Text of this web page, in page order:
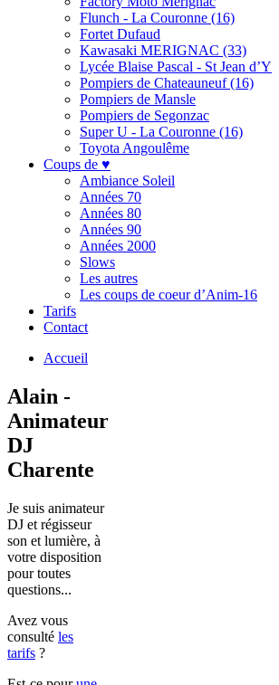
Flunch - La Couronne (16)
Fortet Dufaud
Kawasaki MERIGNAC (33)
Lycée Blaise Pascal - St Jean d’Y
Pompiers de Chateauneuf (16)
Pompiers de Mansle
Pompiers de Segonzac
Super U - La Couronne (16)
Toyota Angoulême
Coups de ♥
Ambiance Soleil
Années 70
Années 80
Années 90
Années 2000
Slows
Les autres
Les coups de coeur d’Anim-16
Tarifs
Contact
Accueil
Alain -
Animateur
DJ
Charente
Je suis animateur
DJ et régisseur
son et lumière, à
votre disposition
pour toutes
questions...
Avez vous
consulté les
tarifs ?